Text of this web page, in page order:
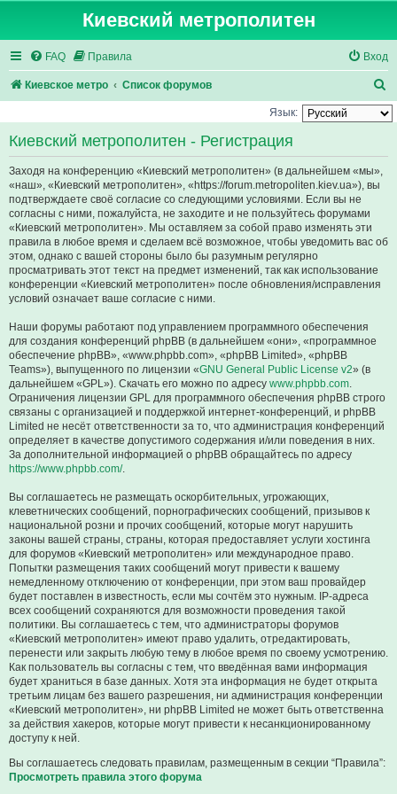
Киевский метрополитен
FAQ Правила Вход
Киевское метро Список форумов
о
с
Язык:
Киевский метрополитен - Регистрация
Заходя на конференцию «Киевский метрополитен» (в дальнейшем «мы»,
«наш», «Киевский метрополитен», «https://forum.metropoliten.kiev.ua»), вы
подтверждаете своё согласие со следующими условиями. Если вы не
согласны с ними, пожалуйста, не заходите и не пользуйтесь форумами
«Киевский метрополитен». Мы оставляем за собой право изменять эти
правила в любое время и сделаем всё возможное, чтобы уведомить вас об
этом, однако с вашей стороны было бы разумным регулярно
просматривать этот текст на предмет изменений, так как использование
конференции «Киевский метрополитен» после обновления/исправления
условий означает ваше согласие с ними.
Наши форумы работают под управлением программного обеспечения
для создания конференций phpBB (в дальнейшем «они», «программное
обеспечение phpBB», «www.phpbb.com», «phpBB Limited», «phpBB
Teams»), выпущенного по лицензии «GNU General Public License v2» (в
дальнейшем «GPL»). Скачать его можно по адресу www.phpbb.com.
Ограничения лицензии GPL для программного обеспечения phpBB строго
связаны с организацией и поддержкой интернет-конференций, и phpBB
Limited не несёт ответственности за то, что администрация конференций
определяет в качестве допустимого содержания и/или поведения в них.
За дополнительной информацией о phpBB обращайтесь по адресу
https://www.phpbb.com/.
Вы соглашаетесь не размещать оскорбительных, угрожающих,
клеветнических сообщений, порнографических сообщений, призывов к
национальной розни и прочих сообщений, которые могут нарушить
законы вашей страны, страны, которая предоставляет услуги хостинга
для форумов «Киевский метрополитен» или международное право.
Попытки размещения таких сообщений могут привести к вашему
немедленному отключению от конференции, при этом ваш провайдер
будет поставлен в известность, если мы сочтём это нужным. IP-адреса
всех сообщений сохраняются для возможности проведения такой
политики. Вы соглашаетесь с тем, что администраторы форумов
«Киевский метрополитен» имеют право удалить, отредактировать,
перенести или закрыть любую тему в любое время по своему усмотрению.
Как пользователь вы согласны с тем, что введённая вами информация
будет храниться в базе данных. Хотя эта информация не будет открыта
третьим лицам без вашего разрешения, ни администрация конференции
«Киевский метрополитен», ни phpBB Limited не может быть ответственна
за действия хакеров, которые могут привести к несанкционированному
доступу к ней.
Вы соглашаетесь следовать правилам, размещенным в секции “Правила”:
Просмотреть правила этого форума